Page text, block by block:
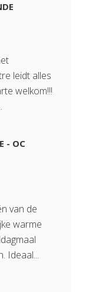
leidt alles
welkom!!!
- OC
van de
warme
Ideaal...